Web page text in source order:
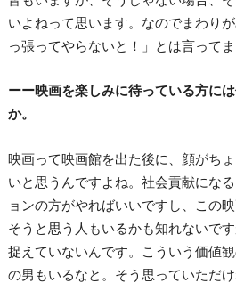
いよねって思います。なのでまわり
っ張ってやらないと！」とは言ってま
ーー映画を楽しみに待っている方に
か。
映画って映画館を出た後に、顔がち
いと思うんですよね。社会貢献にな
ョンの方がやればいいですし、この
そうと思う人もいるかも知れないで
捉えていないんです。こういう価値
の男もいるなと。そう思っていただけ